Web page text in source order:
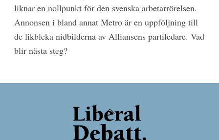
liknar en nollpunkt för den svenska arbetarrörelsen.
Annonsen i bland annat Metro är en uppföljning till
de likbleka nidbilderna av Alliansens partiledare. Vad
blir nästa steg?
Back
To
Top